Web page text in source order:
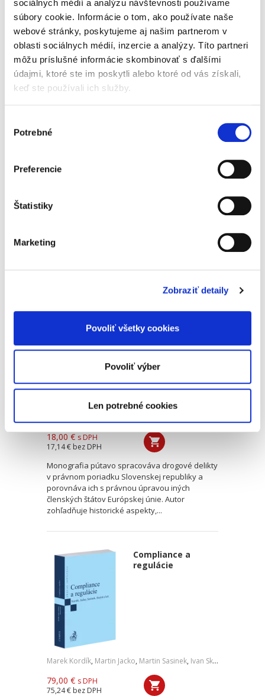
sociálnych médií a analýzu návštevnosti používame
súbory cookie. Informácie o tom, ako používate naše
webové stránky, poskytujeme aj našim partnerom v
oblasti sociálnych médií, inzercie a analýzy. Títo partneri
môžu príslušné informácie skombinovať s ďalšími
údajmi, ktoré ste im poskytli alebo ktoré od vás získali,
keď ste používali ich služby.
súhlasu
Potrebné
Preferencie
Štatistiky
Marketing
Zobraziť detaily
Povoliť všetky cookies
Povoliť výber
Len potrebné cookies
trestného práva. Osobitná pozornosť je
venovaná ich funkcii, účelu...
reálnom a
Diana Repiščáková
20,95 €
sa venuje trestnoprávnym,
Drogové delikty v
európskom práve
NOVINKA
18,00 € s DPH
17,14 € bez DPH
Monografia pútavo spracováva drogové delikty
v právnom poriadku Slovenskej republiky a
porovnáva ich s právnou úpravou iných
členských štátov Európskej únie. Autor
zohľadňuje historické aspekty,...
Compliance a
regulácie
Marek Kordík, Martin Jacko, Martin Sasinek, Ivan Skaloš
79,00 € s DPH
75,24 € bez DPH